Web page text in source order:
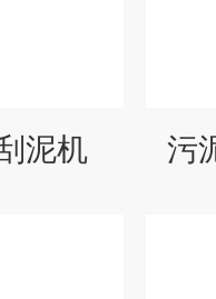
泥机 污